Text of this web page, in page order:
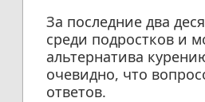
За последние два
среди подростков и
альтернатива
очевидно, что
ответов.